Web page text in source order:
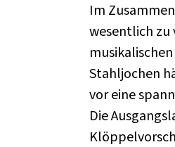
Im
wesentlich zu
Stahljochen
vor eine
Die